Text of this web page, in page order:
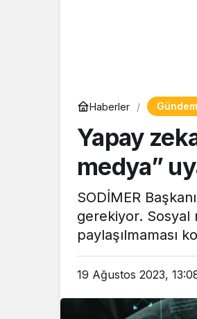
Haberler Gündem
Yapay
medya”
SODİMER
gerekiyor. Sosyal
paylaşılmaması
19 Ağustos 2023,